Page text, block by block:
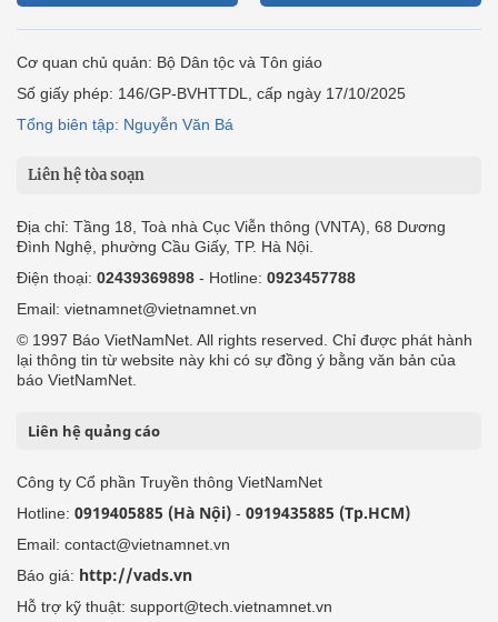
Cơ quan chủ quản: Bộ Dân tộc và Tôn giáo
Số giấy phép: 146/GP-BVHTTDL, cấp ngày 17/10/2025
Tổng biên tập: Nguyễn Văn Bá
Liên hệ tòa soạn
Địa chỉ: Tầng 18, Toà nhà Cục Viễn thông (VNTA), 68 Dương
Đình Nghệ, phường Cầu Giấy, TP. Hà Nội.
Điện thoại: 02439369898 - Hotline: 0923457788
Email: vietnamnet@vietnamnet.vn
© 1997 Báo VietNamNet. All rights reserved. Chỉ được phát hành
lại thông tin từ website này khi có sự đồng ý bằng văn bản của
báo VietNamNet.
Liên hệ quảng cáo
Công ty Cổ phần Truyền thông VietNamNet
Hotline: 0919405885 (Hà Nội) - 0919435885 (Tp.HCM)
Email: contact@vietnamnet.vn
Báo giá: http://vads.vn
Hỗ trợ kỹ thuật: support@tech.vietnamnet.vn